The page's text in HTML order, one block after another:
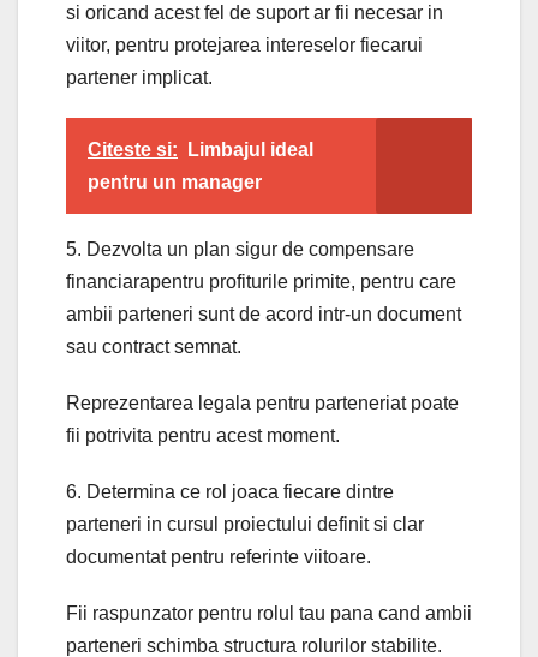
si oricand acest fel de suport ar fii necesar in
viitor, pentru protejarea intereselor fiecarui
partener implicat.
Citeste si:
Limbajul ideal
pentru un manager
5. Dezvolta un plan sigur de compensare
financiarapentru profiturile primite, pentru care
ambii parteneri sunt de acord intr-un document
sau contract semnat.
Reprezentarea legala pentru parteneriat poate
fii potrivita pentru acest moment.
6. Determina ce rol joaca fiecare dintre
parteneri in cursul proiectului definit si clar
documentat pentru referinte viitoare.
Fii raspunzator pentru rolul tau pana cand ambii
parteneri schimba structura rolurilor stabilite.